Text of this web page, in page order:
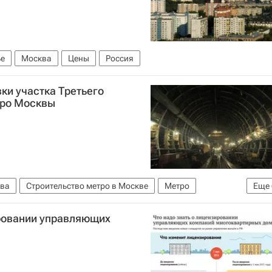
Москва Цены Россия
участка Третьего
Москвы
Еще
Строительство метро в Москве
Метро
Строительство
Проектирование
контура метро Москвы
Россия
управляющих